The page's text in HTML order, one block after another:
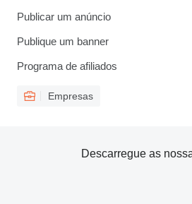
Publicar um anúncio
Publique um banner
Programa de afiliados
Empresas
Descarregue as